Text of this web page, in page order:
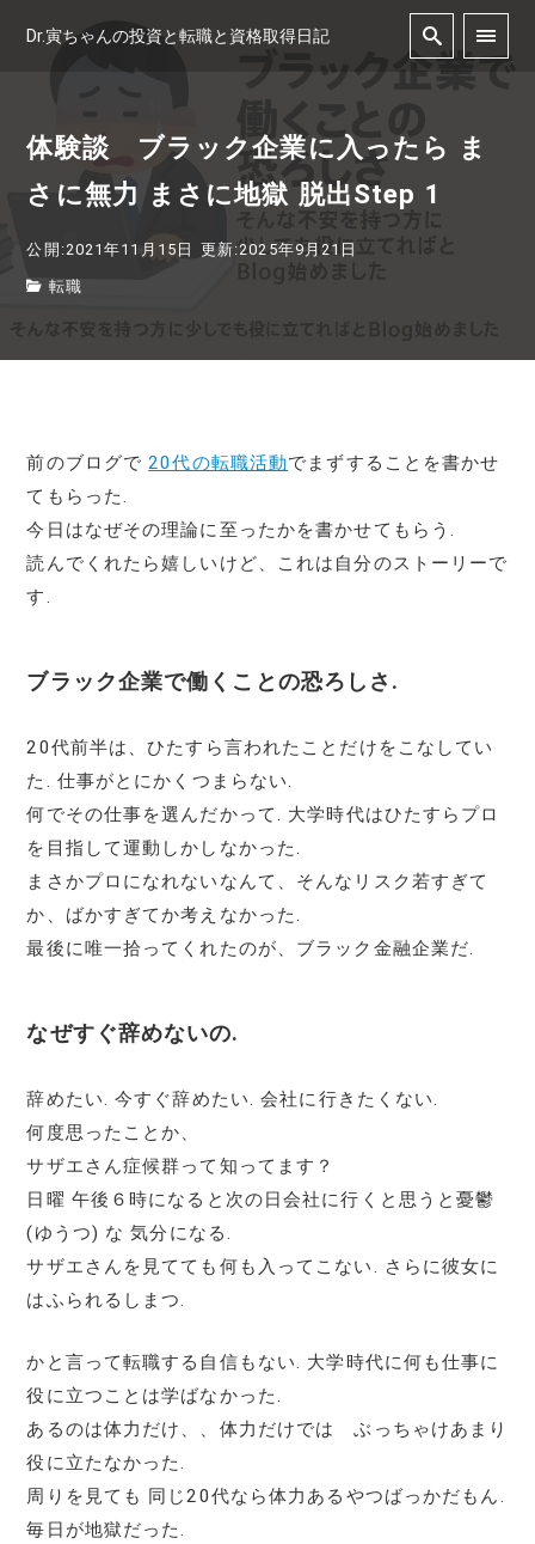
Dr.寅ちゃんの投資と転職と資格取得日記
体験談 ブラック企業に入ったら ま
さに無力 まさに地獄 脱出Step 1
公開:2021年11月15日 更新:2025年9月21日
転職
前のブログで20代の転職活動でまずすることを書かせ
てもらった.
今日はなぜその理論に至ったかを書かせてもらう.
読んでくれたら嬉しいけど、これは自分のストーリーで
す.
ブラック企業で働くことの恐ろしさ.
20代前半は、ひたすら言われたことだけをこなしてい
た. 仕事がとにかくつまらない.
何でその仕事を選んだかって. 大学時代はひたすらプロ
を目指して運動しかしなかった.
まさかプロになれないなんて、そんなリスク若すぎて
か、ばかすぎてか考えなかった.
最後に唯一拾ってくれたのが、ブラック金融企業だ.
なぜすぐ辞めないの.
辞めたい. 今すぐ辞めたい. 会社に行きたくない.
何度思ったことか、
サザエさん症候群って知ってます？
日曜 午後６時になると次の日会社に行くと思うと憂鬱
(ゆうつ) な 気分になる.
サザエさんを見てても何も入ってこない. さらに彼女に
はふられるしまつ.
かと言って転職する自信もない. 大学時代に何も仕事に
役に立つことは学ばなかった.
あるのは体力だけ、、体力だけでは ぶっちゃけあまり
役に立たなかった.
周りを見ても 同じ20代なら体力あるやつばっかだもん.
毎日が地獄だった.